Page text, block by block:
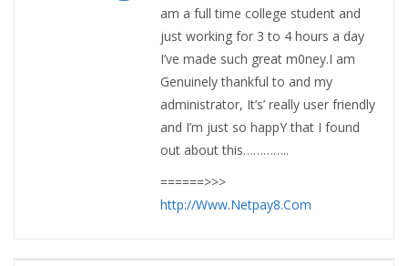
am a full time college student and
just working for 3 to 4 hours a day
I’ve made such great m0ney.I am
Genuinely thankful to and my
administrator, It’s’ really user friendly
and I’m just so happY that I found
out about this…………..
======>>>
http://Www.Netpay8.Com